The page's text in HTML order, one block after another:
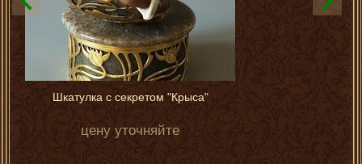
Шкатулка с секретом "Крыса"
цену уточняйте